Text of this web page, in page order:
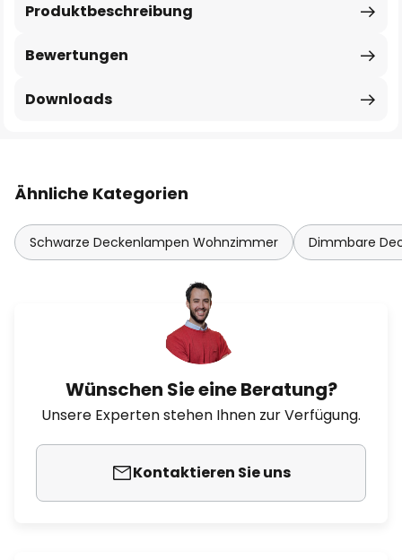
Produktbeschreibung
Bewertungen
Downloads
Ähnliche Kategorien
Schwarze Deckenlampen Wohnzimmer Dimmbare
Wünschen Sie eine Beratung?
Unsere Experten stehen Ihnen zur Verfügung.
Kontaktieren Sie uns